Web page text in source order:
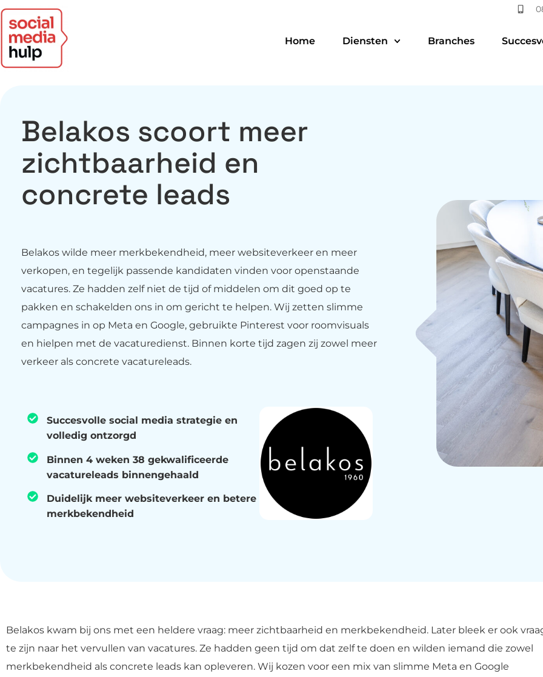
Home Diensten Branches
Belakos scoort meer
zichtbaarheid en
concrete leads
Belakos wilde meer merkbekendheid, meer websiteverkeer en meer
verkopen, en tegelijk passende kandidaten vinden voor openstaande
vacatures. Ze hadden zelf niet de tijd of middelen om dit goed op te
pakken en schakelden ons in om gericht te helpen. Wij zetten slimme
campagnes in op Meta en Google, gebruikte Pinterest voor roomvisuals
en hielpen met de vacaturedienst. Binnen korte tijd zagen zij zowel meer
verkeer als concrete vacatureleads.
Succesvolle social media strategie en
volledig ontzorgd
Binnen 4 weken 38 gekwalificeerde
vacatureleads binnengehaald
Duidelijk meer websiteverkeer en betere
merkbekendheid
Belakos kwam bij ons met een heldere vraag: meer zichtbaarheid en merkbekendheid. Later bleek er ook
te zijn naar het vervullen van vacatures. Ze hadden geen tijd om dat zelf te doen en wilden iemand die zowel
merkbekendheid als concrete leads kan opleveren. Wij kozen voor een mix van slimme Meta en Google